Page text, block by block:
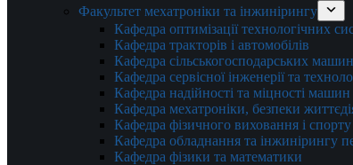
Факультет мехатроніки та інжинірингу
Кафедра оптимізації технологічних
Кафедра тракторів і автомобілів
Кафедра сільськогосподарських
Кафедра cервісної інженерії та
Кафедра надійності та міцності
Кафедра мехатроніки, безпеки
Кафедра фізичного виховання і спорту
Кафедра обладнання та інжинірингу
Кафедра фізики та математики